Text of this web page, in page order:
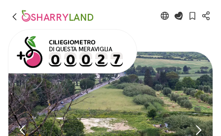
SHARRYLAND
CILIEGIOMETRO
DI QUESTA MERAVIGLIA